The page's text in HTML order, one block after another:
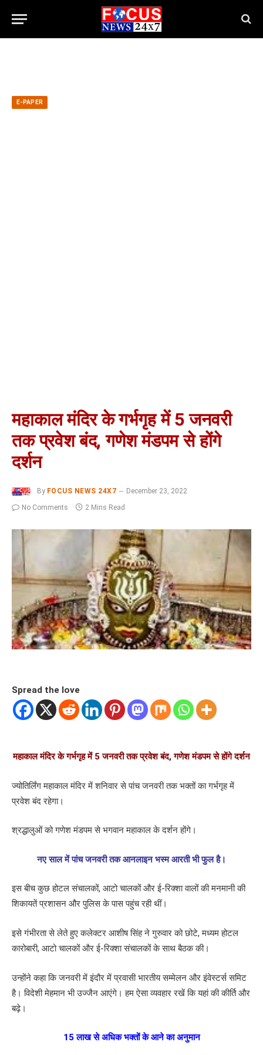
E-PAPER
महाकाल मंदिर के गर्भगृह में 5 जनवरी
तक प्रवेश बंद, गणेश मंडपम से होंगे
दर्शन
By FOCUS NEWS 24X7
December 23, 2022
No Comments
2 Mins Read
Spread the love
महाकाल मंदिर के गर्भगृह में 5 जनवरी तक प्रवेश बंद, गणेश मंडपम से होंगे दर्शन
ज्योतिर्लिंग महाकाल मंदिर में शनिवार से पांच जनवरी तक भक्तों का गर्भगृह में
प्रवेश बंद रहेगा।
श्रद्धालुओं को गणेश मंडपम से भगवान महाकाल के दर्शन होंगे।
नए साल में पांच जनवरी तक आनलाइन भस्म आरती भी फुल है।
इस बीच कुछ होटल संचालकों, आटो चालकों और ई-रिक्शा वालों की मनमानी की
शिकायतें प्रशासन और पुलिस के पास पहुंच रही थीं।
इसे गंभीरता से लेते हुए कलेक्टर आशीष सिंह ने गुरुवार को छोटे, मध्यम होटल
कारोबारी, आटो चालकों और ई-रिक्शा संचालकों के साथ बैठक की।
उन्होंने कहा कि जनवरी में इंदौर में प्रवासी भारतीय सम्मेलन और इंवेस्टर्स समिट
है। विदेशी मेहमान भी उज्जैन आएंगे। हम ऐसा व्यवहार रखें कि यहां की कीर्ति और
बढ़े।
15 लाख से अधिक भक्तों के आने का अनुमान